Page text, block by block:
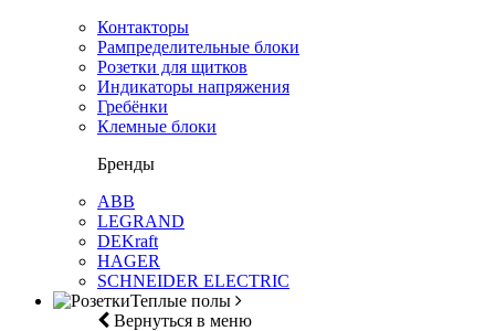
Контакторы
Рампределительные блоки
Розетки для щитков
Индикаторы напряжения
Гребёнки
Клемные блоки
Бренды
ABB
LEGRAND
DEKraft
HAGER
SCHNEIDER ELECTRIC
Теплые полы
Вернуться в меню